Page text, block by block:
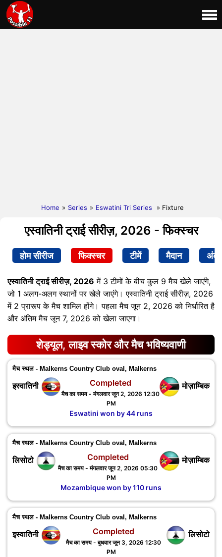
Home » Series » Eswatini Tri Series » Fixture
एस्वातिनी ट्राई सीरीज़, 2026 - फिक्स्चर
होम सीरीज फिक्स्चर टीमें मैदान अंक
एस्वातिनी ट्राई सीरीज़, 2026 में 3 टीमों के बीच कुल 9 मैच खेले जाएंगे,
जो 1 अलग-अलग स्थानों पर खेले जाएंगे। एस्वातिनी ट्राई सीरीज़, 2026
में 2 प्रारूप के मैच शामिल होंगे। पहला मैच जून 2, 2026 को निर्धारित है
और अंतिम मैच जून 7, 2026 को खेला जाएगा।
शेड्यूल, लाइव स्कोर और मैच भविष्यवाणी
मैच स्थल - Malkerns Country Club oval, Malkerns
इस्वातिनी मोज़ाम्बिक
Completed
मैच का समय - मंगलवार जून 2, 2026 12:30
PM
Eswatini won by 44 runs
मैच स्थल - Malkerns Country Club oval, Malkerns
लिसोटो मोज़ाम्बिक
Completed
मैच का समय - मंगलवार जून 2, 2026 05:30
PM
Mozambique won by 110 runs
मैच स्थल - Malkerns Country Club oval, Malkerns
इस्वातिनी लिसोटो
Completed
मैच का समय - बुधवार जून 3, 2026 12:30
PM